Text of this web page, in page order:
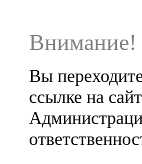
Внимание!
Вы
ссылке на